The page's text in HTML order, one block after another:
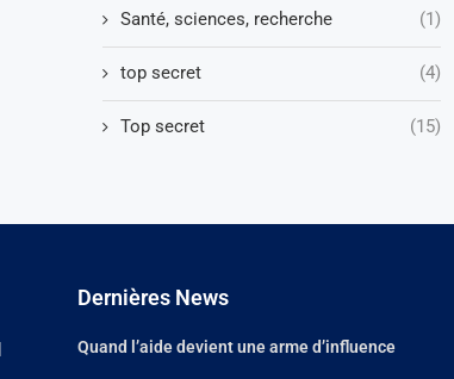
Santé, sciences, recherche (1)
top secret (4)
Top secret (15)
Dernières News
Quand l’aide devient une arme d’influence